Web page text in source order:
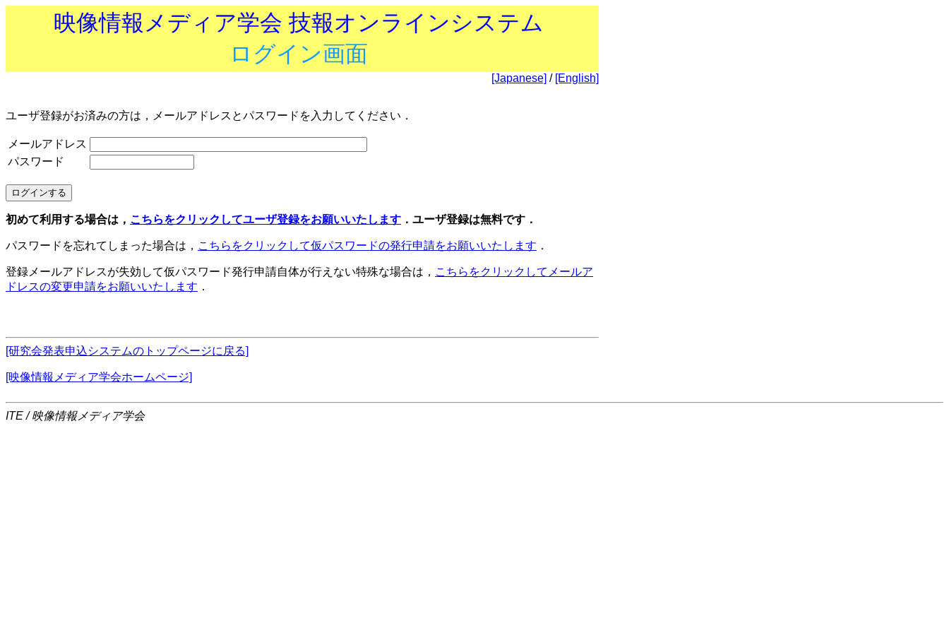
映像情報メディア学会 技報オンラインシステム
ログイン画面
[Japanese] / [English]
ユーザ登録がお済みの方は，メールアドレスとパスワードを入力してください．
メールアドレス
パスワード
初めて利用する場合は， こちらをクリックしてユーザ登録をお願いいたします ．ユーザ登録は無料です．
パスワードを忘れてしまった場合は， こちらをクリックして仮パスワードの発行申請をお願いいたします ．
登録メールアドレスが失効して仮パスワード発行申請自体が行えない特殊な場合は， こちらをクリックしてメールア
ドレスの変更申請をお願いいたします ．
[研究会発表申込システムのトップページに戻る]
[映像情報メディア学会ホームページ]
ITE / 映像情報メディア学会